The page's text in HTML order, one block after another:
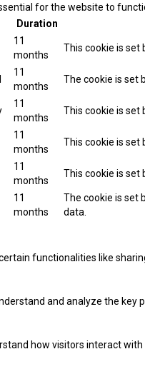
for the website to
Duration
11
months
This cookie is set
11
months
The cookie is set
11
months
This cookie is set
11
months
This cookie is set
11
months
This cookie is set
11
months
The cookie is set
data.
functionalities like
and analyze the
how visitors interact